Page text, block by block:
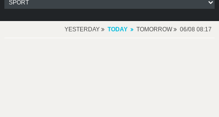
YESTERDAY TODAY TOMORROW 06/08 08:17